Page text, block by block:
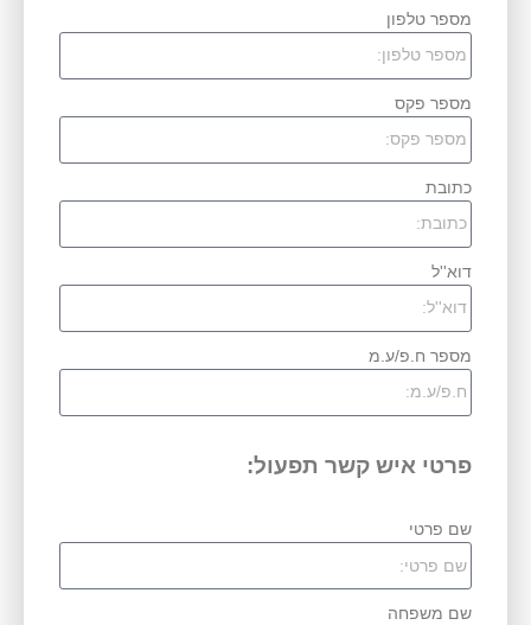
מספר טלפון
מספר פקס
כתובת
דוא''ל
מספר ח.פ/ע.מ
פרטי איש קשר תפעול:
שם פרטי
שם משפחה